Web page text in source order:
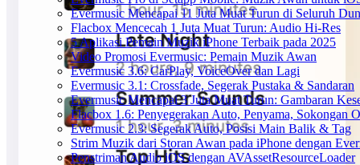
Evermusic Mencapai 11 Juta Muat Turun di Seluruh
Flacbox Mencecah 1 Juta Muat Turun: Audio Hi-Res
5 Aplikasi Pemain Muzik iPhone Terbaik pada 2025
Video Promosi Evermusic: Pemain Muzik Awan
Evermusic 3.6: CarPlay, VoiceOver dan Lagi
Evermusic 3.1: Crossfade, Segerak Pustaka & Sandaran
Evermusic Mencapai 3 Juta Muat Turun: Gambaran
Flacbox 1.6: Penyegerakan Auto, Penyama, Sokongan
Evermusic 2.3: Segerak Auto, Posisi Main Balik & Tag
Strim Muzik dari Storan Awan pada iPhone dengan
Penstriman Audio iOS dengan AVAssetResourceLoader